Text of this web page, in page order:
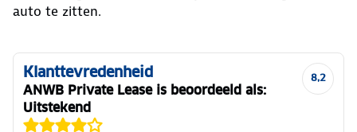
auto te zitten.
8,2
Klanttevredenheid
ANWB Private Lease is beoordeeld als:
Uitstekend